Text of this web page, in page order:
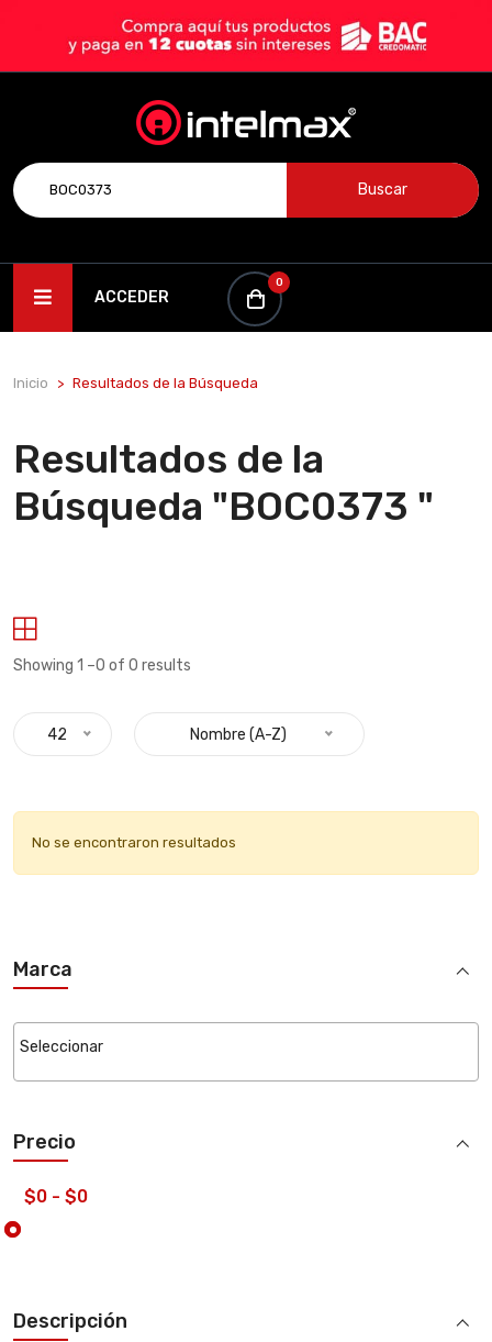
Buscar
ACCEDER
0
Inicio Resultados de la Búsqueda
Marca
Precio
Descripción
Resultados de la
Búsqueda "BOC0373 "
Showing 1 –0 of 0 results
42 Nombre (A-Z)
No se encontraron resultados